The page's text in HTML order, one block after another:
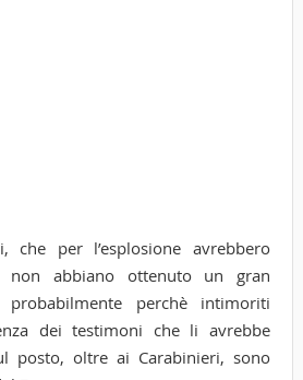
che per l’esplosione avrebbero
non abbiano ottenuto un gran
perchè intimoriti
dei testimoni che li avrebbe
posto, oltre ai Carabinieri, sono